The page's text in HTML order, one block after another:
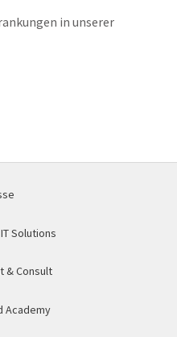
in unserer
Solutions
& Consult
Academy